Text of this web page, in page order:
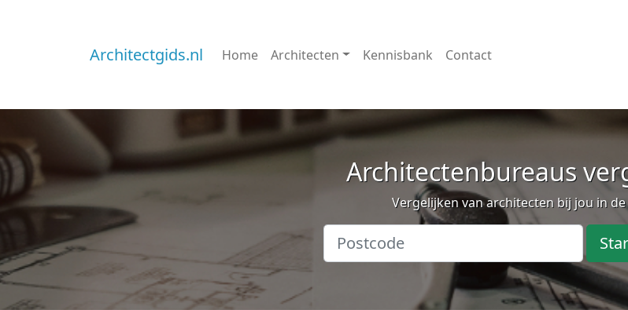
Architectgids.nl Home Architecten Kennisbank Contact
Architectenbureaus
Vergelijken van architecten bij jou in